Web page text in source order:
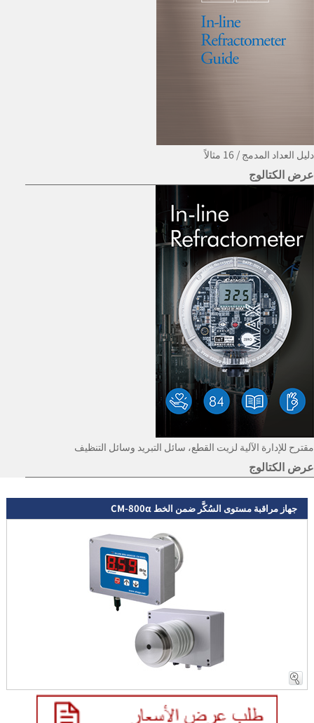
دليل العداد المدمج / 16 مثالاً
عرض الكتالوج
مقترح للإدارة الآلية لزيت القطع، سائل التبريد وسائل التنظيف
عرض الكتالوج
جهاز مراقبة مستوى السُكَّر ضمن الخط CM-800α